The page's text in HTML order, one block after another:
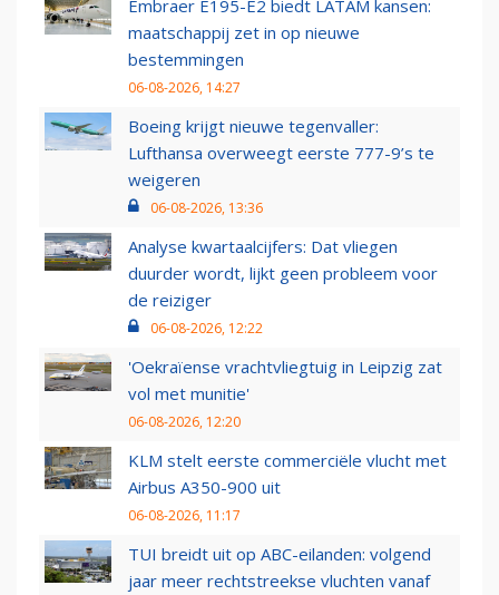
Embraer E195-E2 biedt LATAM kansen:
maatschappij zet in op nieuwe
bestemmingen
06-08-2026, 14:27
Boeing krijgt nieuwe tegenvaller:
Lufthansa overweegt eerste 777-9’s te
weigeren
06-08-2026, 13:36
Analyse kwartaalcijfers: Dat vliegen
duurder wordt, lijkt geen probleem voor
de reiziger
06-08-2026, 12:22
'Oekraïense vrachtvliegtuig in Leipzig zat
vol met munitie'
06-08-2026, 12:20
KLM stelt eerste commerciële vlucht met
Airbus A350-900 uit
06-08-2026, 11:17
TUI breidt uit op ABC-eilanden: volgend
jaar meer rechtstreekse vluchten vanaf